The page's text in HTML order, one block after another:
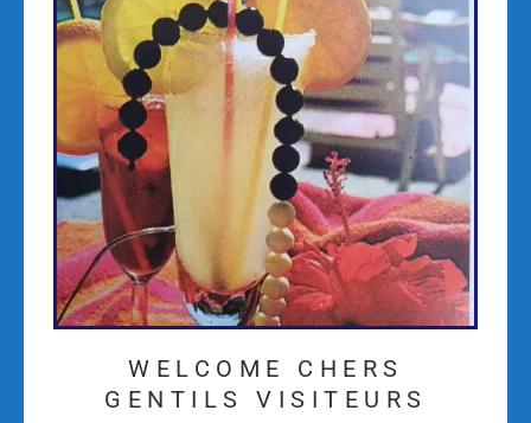
WELCOME CHERS
GENTILS VISITEURS